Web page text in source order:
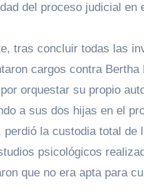
del proceso judicial en
tras concluir todas las
cargos contra Bertha
orquestar su propio
a sus dos hijas en el
perdió la custodia total de
psicológicos
que no era apta para